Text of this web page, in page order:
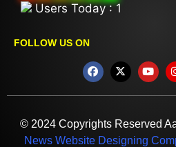
Users Today : 1
FOLLOW US ON
© 2024 Copyrights Reserved
News Website Designing